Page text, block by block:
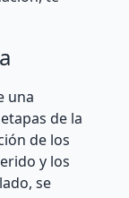
una
de la
de los
y los
se